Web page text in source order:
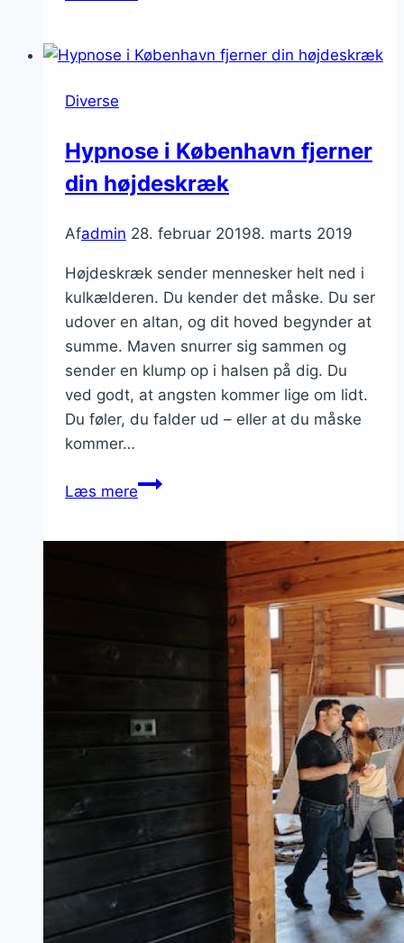
høst
Diverse
Hypnose i København fjerner
din højdeskræk
Afadmin 28. februar 20198. marts 2019
Højdeskræk sender mennesker helt ned i
kulkælderen. Du kender det måske. Du ser
udover en altan, og dit hoved begynder at
summe. Maven snurrer sig sammen og
sender en klump op i halsen på dig. Du
ved godt, at angsten kommer lige om lidt.
Du føler, du falder ud – eller at du måske
kommer…
Læs mereHypnose